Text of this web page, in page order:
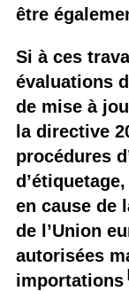
être
Si à ces
évaluations
de mise à
la directive
procédures
en cause de
de l’Union
autorisées
importations